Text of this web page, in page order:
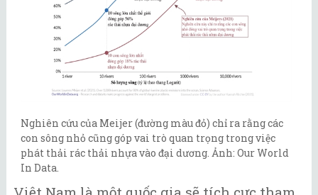
Nghiên cứu của Meijer (đường màu đỏ) chỉ ra rằng các
con sông nhỏ cũng góp vai trò quan trọng trong việc
phát thải rác thải nhựa vào đại dương. Ảnh: Our World
In Data.